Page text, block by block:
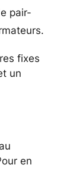
pair-
fixes
un
en